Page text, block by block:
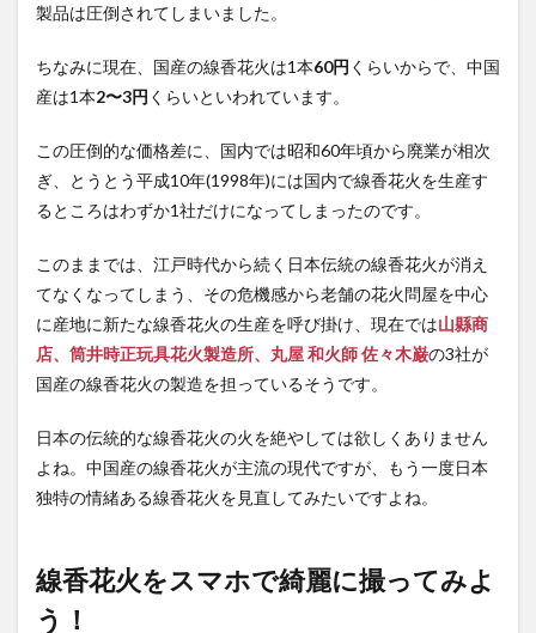
製品は圧倒されてしまいました。
ちなみに現在、国産の線香花火は1本60円 くらいからで、中国
産は1本2〜3円 くらいといわれています。
この圧倒的な価格差に、国内では昭和60年頃から廃業が相次
ぎ、とうとう平成10年(1998年)には国内で線香花火を生産す
るところはわずか1社だけになってしまったのです。
このままでは、江戸時代から続く日本伝統の線香花火が消え
てなくなってしまう、その危機感から老舗の花火問屋を中心
に産地に新たな線香花火の生産を呼び掛け、現在では山縣商
店、筒井時正玩具花火製造所、丸屋 和火師 佐々木巌の3社が
国産の線香花火の製造を担っているそうです。
日本の伝統的な線香花火の火を絶やしては欲しくありません
よね。中国産の線香花火が主流の現代ですが、もう一度日本
独特の情緒ある線香花火を見直してみたいですよね。
線香花火をスマホで綺麗に撮ってみよ
う！